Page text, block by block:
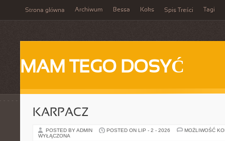
Strona główna Archiwum Bessa Koks Spis Treści Tagi
MAM TEGO DOSYĆ
KARPACZ
POSTED BY ADMIN POSTED ON LIP - 2 - 2026
MOŻLIWOŚĆ
WYŁĄCZONA